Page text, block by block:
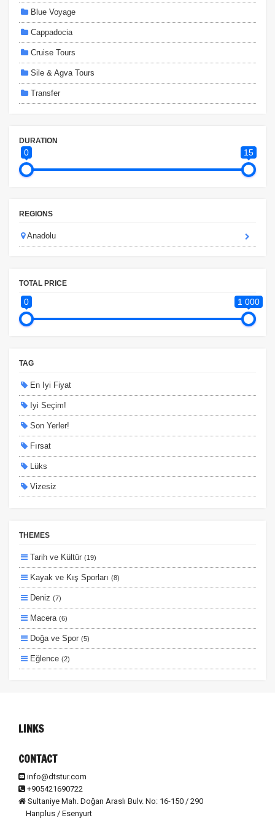
Blue Voyage
Cappadocia
Cruise Tours
Sile & Agva Tours
Transfer
DURATION
0 15
REGIONS
Anadolu
TOTAL PRICE
0 1 000
TAG
En Iyi Fiyat
Iyi Seçim!
Son Yerler!
Fırsat
Lüks
Vizesiz
Planlanan
Otobüs Ile
Uçak Ile
Ekstralar Dahil
THEMES
Tarih ve Kültür (19)
Kayak ve Kış Sporları (8)
Deniz (7)
Macera (6)
Doğa ve Spor (5)
Eğlence (2)
LINKS
CONTACT
info@dtstur.com
+905421690722
Sultaniye Mah. Doğan Araslı Bulv. No: 16-150 / 290
Hanplus / Esenyurt